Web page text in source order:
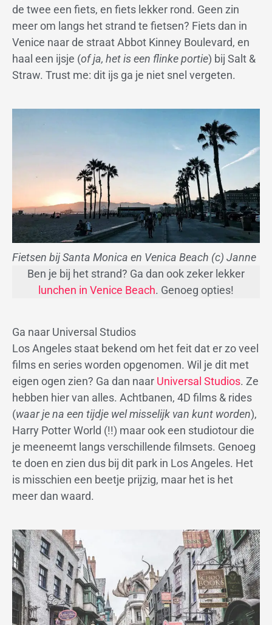
de twee een fiets, en fiets lekker rond. Geen zin
meer om langs het strand te fietsen? Fiets dan in
Venice naar de straat Abbot Kinney Boulevard, en
haal een ijsje (of ja, het is een flinke portie) bij Salt &
Straw. Trust me: dit ijs ga je niet snel vergeten.
Fietsen bij Santa Monica en Venica Beach (c) Janne
Ben je bij het strand? Ga dan ook zeker lekker
lunchen in Venice Beach. Genoeg opties!
Ga naar Universal Studios
Los Angeles staat bekend om het feit dat er zo veel
films en series worden opgenomen. Wil je dit met
eigen ogen zien? Ga dan naar Universal Studios. Ze
hebben hier van alles. Achtbanen, 4D films & rides
(waar je na een tijdje wel misselijk van kunt worden),
Harry Potter World (!!) maar ook een studiotour die
je meeneemt langs verschillende filmsets. Genoeg
te doen en zien dus bij dit park in Los Angeles. Het
is misschien een beetje prijzig, maar het is het
meer dan waard.